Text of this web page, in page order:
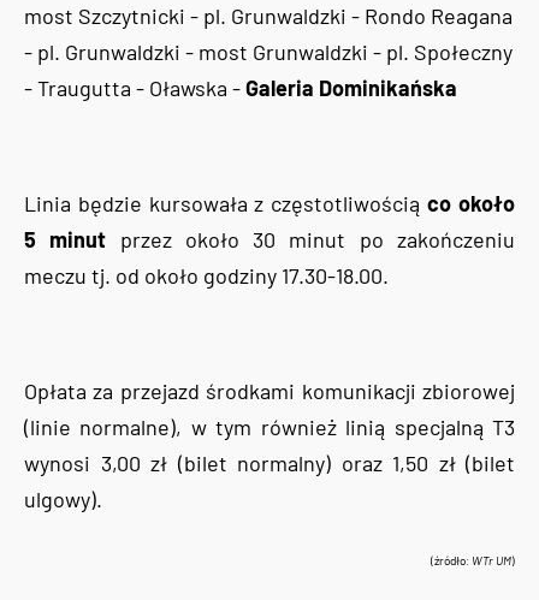
most Szczytnicki - pl. Grunwaldzki - Rondo Reagana
- pl. Grunwaldzki - most Grunwaldzki - pl. Społeczny
- Traugutta - Oławska -Galeria Dominikańska
Linia będzie kursowała z częstotliwościąco około
5 minut przez około 30 minut po zakończeniu
meczu tj. od około godziny 17.30-18.00.
Opłata za przejazd środkami komunikacji zbiorowej
(linie normalne), w tym również linią specjalną T3
wynosi 3,00 zł (bilet normalny) oraz 1,50 zł (bilet
ulgowy).
(źródło: WTr UM)